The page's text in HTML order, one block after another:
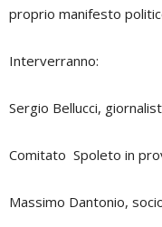
proprio manifesto
Interverranno:
Sergio Bellucci,
Comitato Spoleto in
Massimo Dantonio,